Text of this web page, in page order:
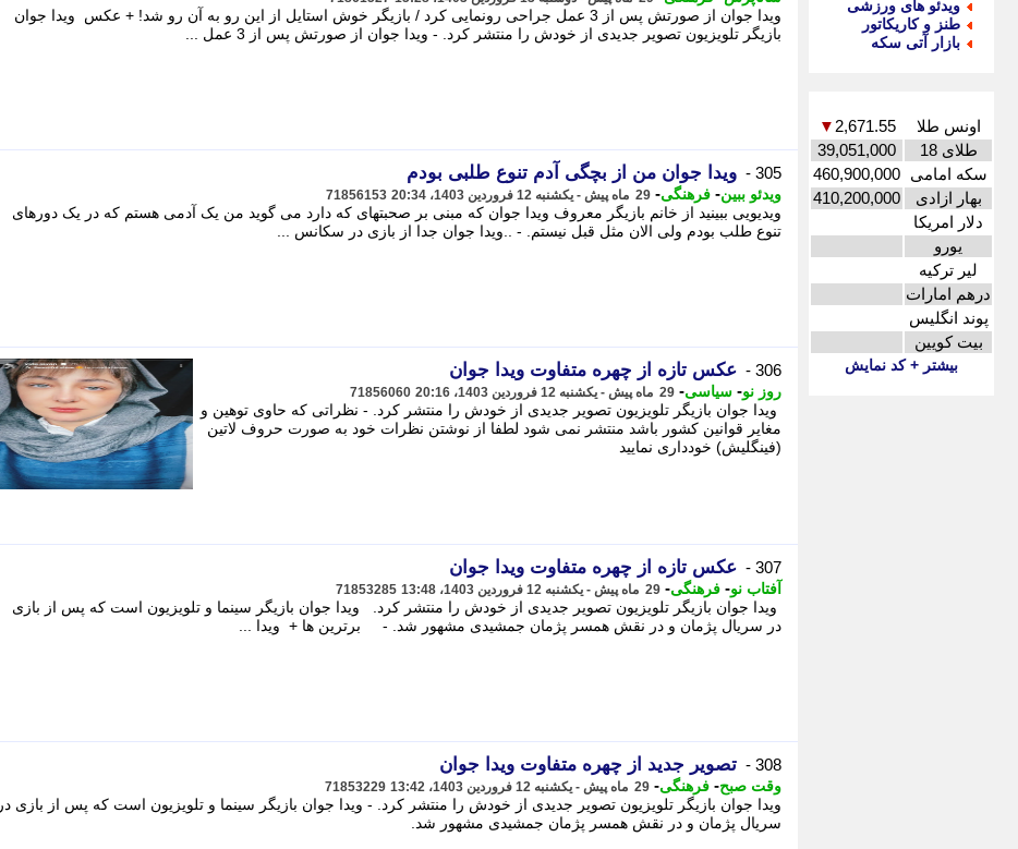
ویدئو های ورزشی
طنز و کاریکاتور
بازار آتی سکه
اونس طلا 2,671.55
▼
طلای 18
39,051,000
سکه امامی 460,900,000
بهار ازادی
410,200,000
دلار امریکا
یورو
لیر ترکیه
درهم امارات
پوند انگلیس
بیت کویین
بیشتر + کد نمایش
ویدا جوان از صورتش پس از 3 عمل جراحی رونمایی کرد / بازیگر خوش استایل از این رو به آن رو شد! + عکس ویدا جوان
بازیگر تلویزیون تصویر جدیدی از خودش را منتشر کرد. - ویدا جوان از صورتش پس از 3 عمل ...
305 - ویدا جوان من از بچگی آدم تنوع طلبی بودم
ویدئو ببین- فرهنگی- 29 ماه پیش - یکشنبه 12 فروردین 1403، 20:34 71856153
ویدیویی ببینید از خانم بازیگر معروف ویدا جوان که مبنی بر صحبتهای که دارد می گوید من یک آدمی هستم که در یک دورهای
تنوع طلب بودم ولی الان مثل قبل نیستم. - ..ویدا جوان جدا از بازی در سکانس ...
306 - عکس تازه از چهره متفاوت ویدا جوان
روز نو- سیاسی- 29 ماه پیش - یکشنبه 12 فروردین 1403، 20:16 71856060
ویدا جوان بازیگر تلویزیون تصویر جدیدی از خودش را منتشر کرد. - نظراتی که حاوی توهین و
مغایر قوانین کشور باشد منتشر نمی شود لطفا از نوشتن نظرات خود به صورت حروف لاتین
(فینگلیش) خودداری نمایید
307 - عکس تازه از چهره متفاوت ویدا جوان
آفتاب نو- فرهنگی- 29 ماه پیش - یکشنبه 12 فروردین 1403، 13:48 71853285
ویدا جوان بازیگر تلویزیون تصویر جدیدی از خودش را منتشر کرد. ویدا جوان بازیگر سینما و تلویزیون است که پس از بازی
در سریال پژمان و در نقش همسر پژمان جمشیدی مشهور شد. - برترین ها + ویدا ...
308 - تصویر جدید از چهره متفاوت ویدا جوان
وقت صبح- فرهنگی- 29 ماه پیش - یکشنبه 12 فروردین 1403، 13:42 71853229
ویدا جوان بازیگر تلویزیون تصویر جدیدی از خودش را منتشر کرد. - ویدا جوان بازیگر سینما و تلویزیون است که پس از بازی در
سریال پژمان و در نقش همسر پژمان جمشیدی مشهور شد.